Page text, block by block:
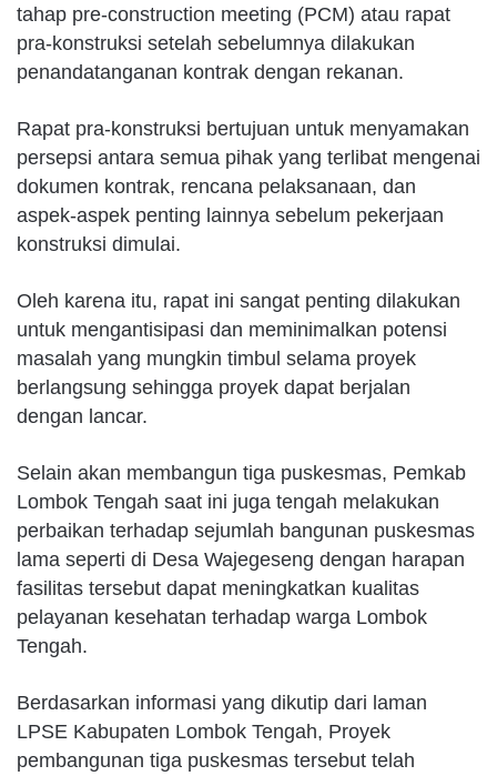
tahap pre-construction meeting (PCM) atau rapat
pra-konstruksi setelah sebelumnya dilakukan
penandatanganan kontrak dengan rekanan.
Rapat pra-konstruksi bertujuan untuk menyamakan
persepsi antara semua pihak yang terlibat mengenai
dokumen kontrak, rencana pelaksanaan, dan
aspek-aspek penting lainnya sebelum pekerjaan
konstruksi dimulai.
Oleh karena itu, rapat ini sangat penting dilakukan
untuk mengantisipasi dan meminimalkan potensi
masalah yang mungkin timbul selama proyek
berlangsung sehingga proyek dapat berjalan
dengan lancar.
Selain akan membangun tiga puskesmas, Pemkab
Lombok Tengah saat ini juga tengah melakukan
perbaikan terhadap sejumlah bangunan puskesmas
lama seperti di Desa Wajegeseng dengan harapan
fasilitas tersebut dapat meningkatkan kualitas
pelayanan kesehatan terhadap warga Lombok
Tengah.
Berdasarkan informasi yang dikutip dari laman
LPSE Kabupaten Lombok Tengah, Proyek
pembangunan tiga puskesmas tersebut telah